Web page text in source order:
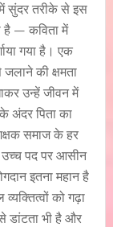
सुंदर तरीके से इस
है — कविता में
गया है। एक
की क्षमता
उन्हें जीवन में
अंदर पिता का
समाज के हर
उच्च पद पर आसीन
इतना महान है
को गढ़ा
डांटता भी है और